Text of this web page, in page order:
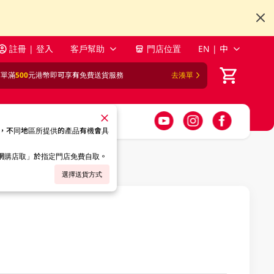
註冊 | 登入 客戶幫助 門店位置 EN | 中
滿500元港幣即可享有免費送貨服務 去湊單
不同地區所提供的產品有機會具
店取」於指定門店免費自取。
選擇送貨方式